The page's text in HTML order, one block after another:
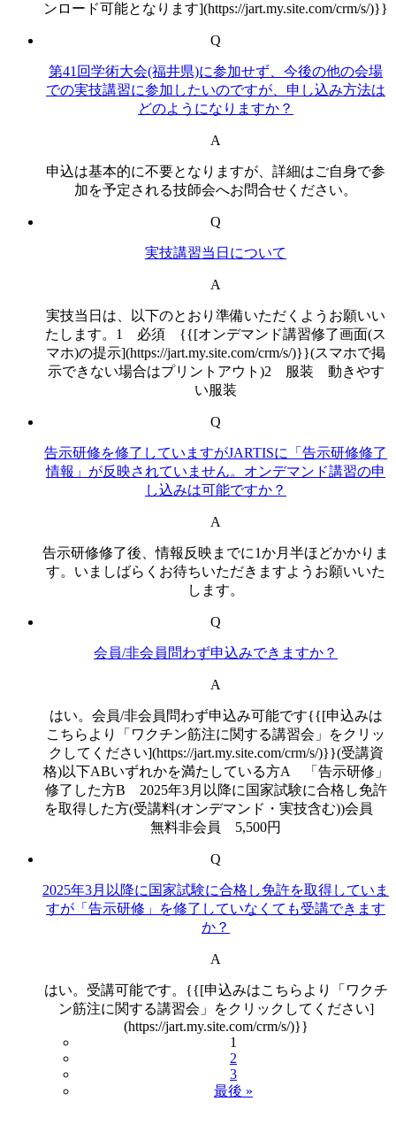
ンロード可能となります](https://jart.my.site.com/crm/s/)}}
Q
第41回学術大会(福井県)に参加せず、今後の他の会場
での実技講習に参加したいのですが、申し込み方法は
どのようになりますか？
A
申込は基本的に不要となりますが、詳細はご自身で参
加を予定される技師会へお問合せください。
Q
実技講習当日について
A
実技当日は、以下のとおり準備いただくようお願いい
たします。1 必須 {{[オンデマンド講習修了画面(ス
マホ)の提示](https://jart.my.site.com/crm/s/)}}(スマホで掲
示できない場合はプリントアウト)2 服装 動きやす
い服装
Q
告示研修を修了していますがJARTISに「告示研修修了
情報」が反映されていません。オンデマンド講習の申
し込みは可能ですか？
A
告示研修修了後、情報反映までに1か月半ほどかかりま
す。いましばらくお待ちいただきますようお願いいた
します。
Q
会員/非会員問わず申込みできますか？
A
はい。会員/非会員問わず申込み可能です{{[申込みは
こちらより「ワクチン筋注に関する講習会」をクリッ
クしてください](https://jart.my.site.com/crm/s/)}}(受講資
格)以下ABいずれかを満たしている方A 「告示研修」
修了した方B 2025年3月以降に国家試験に合格し免許
を取得した方(受講料(オンデマンド・実技含む))会員
無料非会員 5,500円
Q
2025年3月以降に国家試験に合格し免許を取得していま
すが「告示研修」を修了していなくても受講できます
か？
A
はい。受講可能です。{{[申込みはこちらより「ワクチ
ン筋注に関する講習会」をクリックしてください]
(https://jart.my.site.com/crm/s/)}}
1
2
3
最後 »